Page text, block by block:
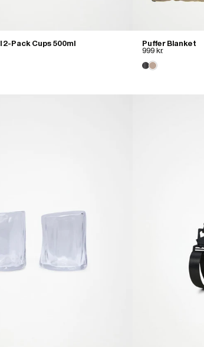
Pack Cups 500ml
Puffer Blanket
999 kr.